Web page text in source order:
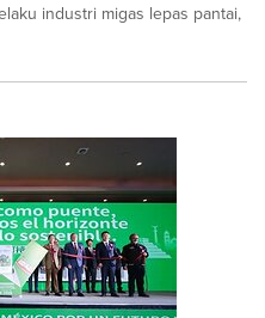
industri migas lepas pantai,